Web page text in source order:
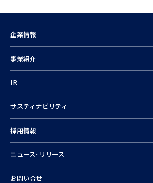
企業情報
事業紹介
IR
サスティナビリティ
採用情報
ニュース･リリース
お問い合せ